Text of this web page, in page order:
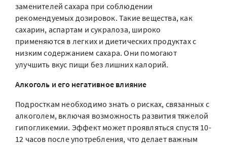
заменителей сахара при соблюдении
рекомендуемых дозировок. Такие вещества, как
сахарин, аспартам и сукралоза, широко
применяются в легких и диетических продуктах с
низким содержанием сахара. Они помогают
улучшить вкус пищи без лишних калорий.
Алкоголь и его негативное влияние
Подросткам необходимо знать о рисках, связанных с
алкоголем, включая возможность развития тяжелой
гипогликемии. Эффект может проявляться спустя 10-
12 часов после употребления, что делает важным